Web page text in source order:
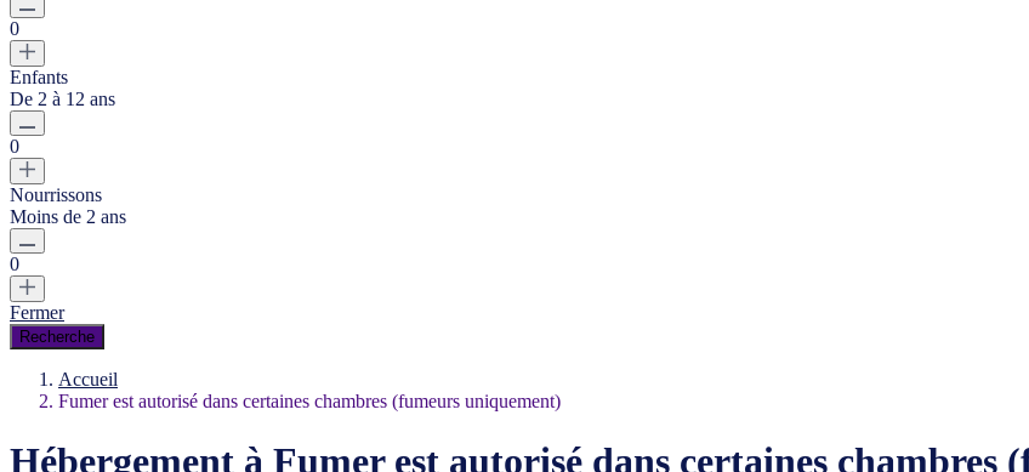
0
Enfants
De 2 à 12 ans
0
Nourrissons
Moins de 2 ans
0
Fermer
Accueil
Fumer est autorisé dans certaines chambres (fumeurs uniquement)
Hébergement à Fumer est autorisé dans certaines chambres